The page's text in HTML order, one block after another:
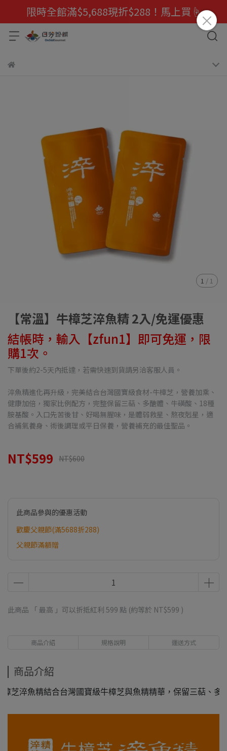
限時全館滿$5,688現折$288！馬上買☝️
1 / 1
【常溫】牛樟芝淬魚精 2入/免運優惠
結帳時，輸入【zfun1】即可免運，限
購1次。
下單後約2-5天內抵達，若需快速到貨請另洽客服人員。
淬魚精進化再升級，完美結合台灣國寶級食材-牛樟芝，營養加乘、
健康加倍，獨家比例配方，完整保留三萜、多醣體、牛磺酸、18種
胺基酸。入口先苦後甘、好喝無腥味，是體弱救星、熬夜剋星，適
合補氣養身、術後調理或平日保養，營養補充的最佳聖品。
NT$599 NT$600
此商品參與的優惠活動
歡慶父親節(滿5688折288)
父親節滿額贈
此商品 「 最高 」可以折抵紅利 599 點 (約等於 NT$599 )
商品介紹 規格說明 運送方式
商品介紹
台灣國寶級牛樟芝與魚精精華，保留三萜、多醣體、牛磺